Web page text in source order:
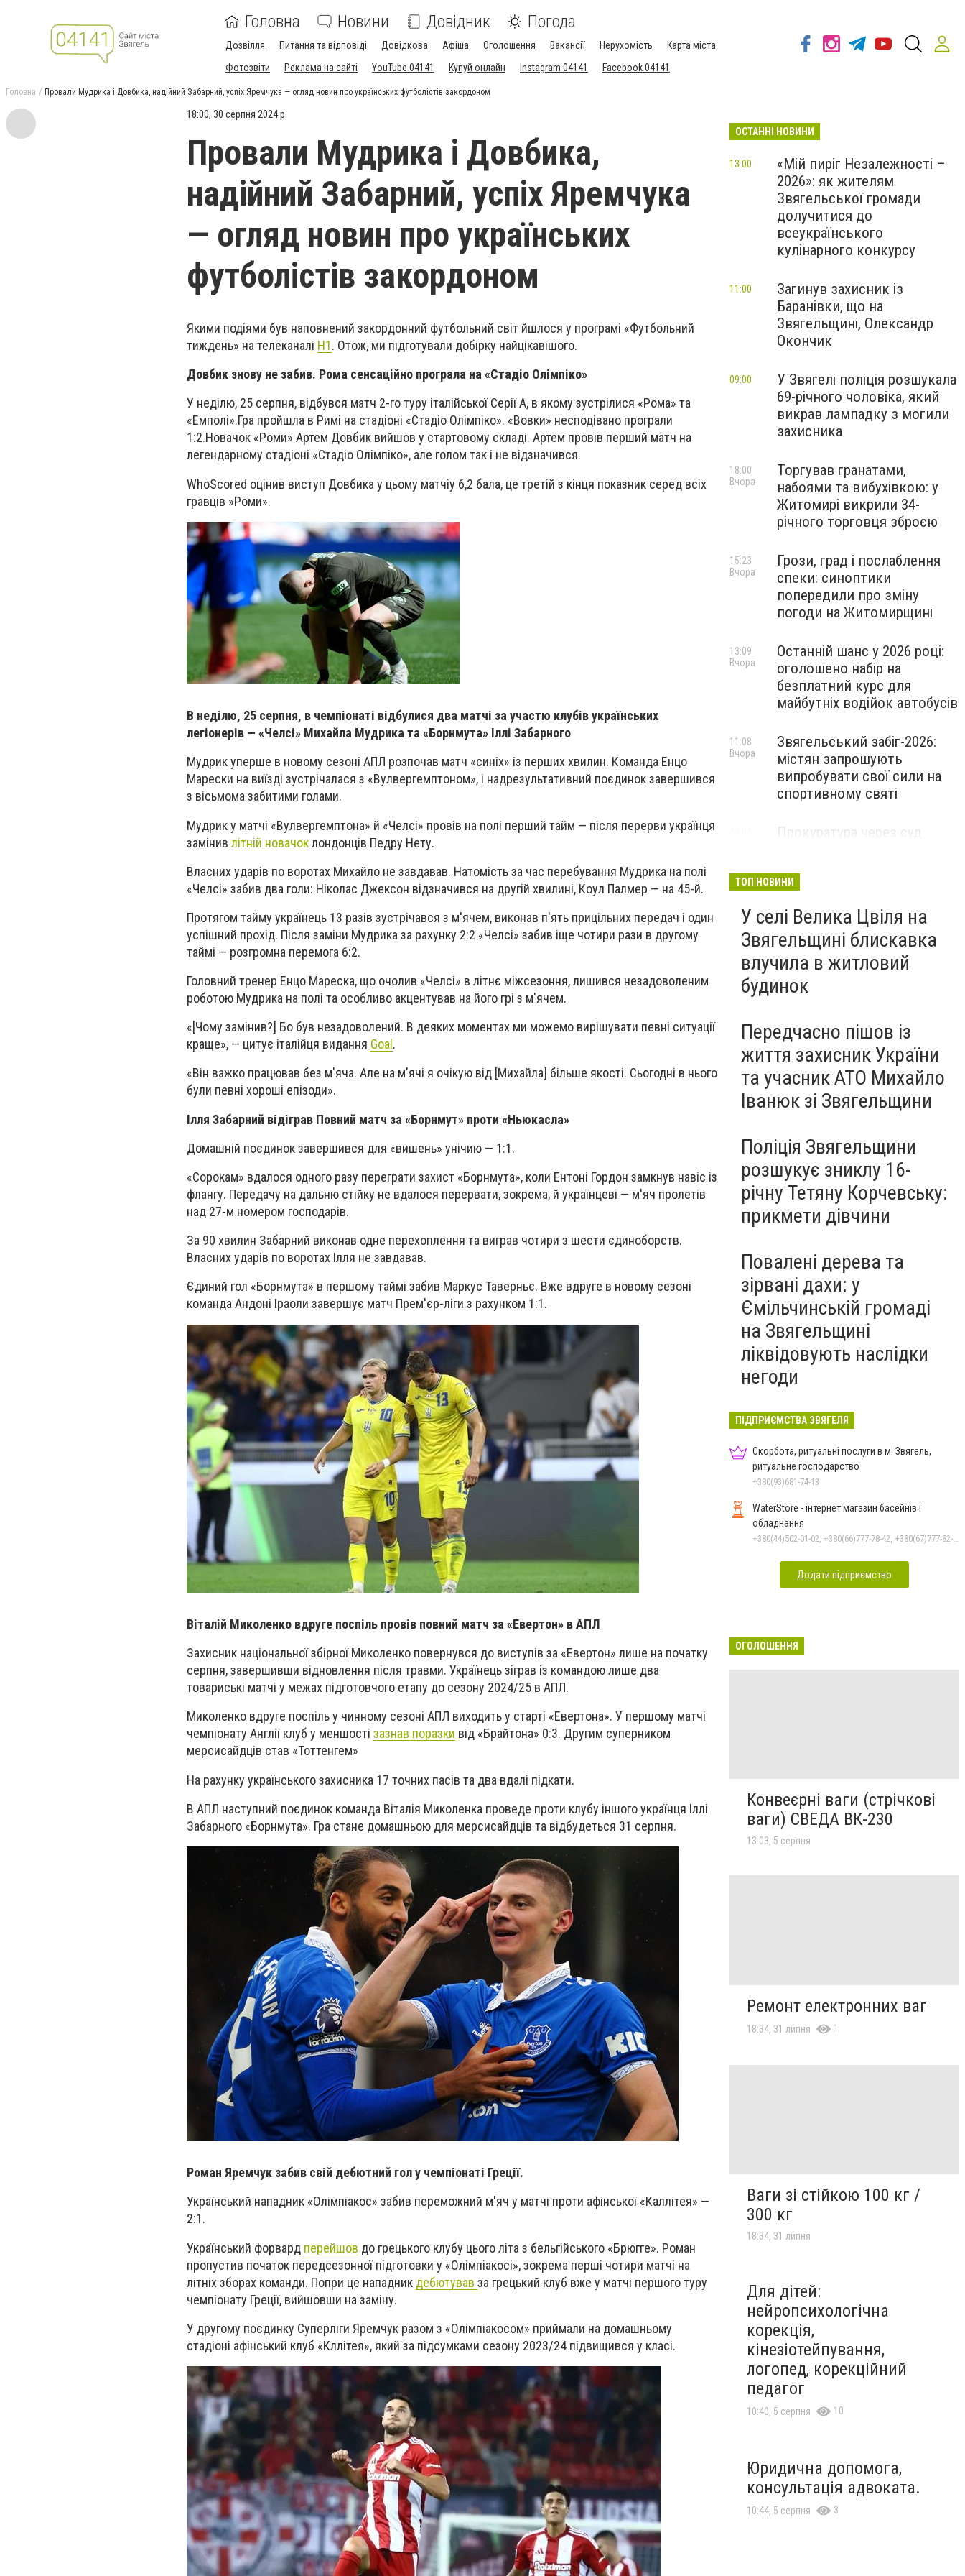
Головна Новини Довідник Погода
Дозвілля Питання та відповіді Довідкова Афіша Оголошення Вакансії Нерухомість
Карта міста
Фотозвіти
Реклама на сайті YouTube 04141 Купуй онлайн Instagram 04141 Facebook 04141
Головна Провали Мудрика і Довбика, надійний Забарний, успіх Яремчука — огляд новин про українських футболістів закордоном
18:00, 30 серпня 2024 р.
Провали Мудрика і Довбика,
надійний Забарний, успіх Яремчука
— огляд новин про українських
футболістів закордоном
Якими подіями був наповнений закордонний футбольний світ йшлося у програмі «Футбольний
тиждень» на телеканалі Н1. Отож, ми підготували добірку найцікавішого.
Довбик знову не забив. Рома сенсаційно програла на «Стадіо Олімпіко»
У неділю, 25 серпня, відбувся матч 2-го туру італійської Серії А, в якому зустрілися «Рома» та
«Емполі».Гра пройшла в Римі на стадіоні «Стадіо Олімпіко». «Вовки» несподівано програли
1:2.Новачок «Роми» Артем Довбик вийшов у стартовому складі. Артем провів перший матч на
легендарному стадіоні «Стадіо Олімпіко», але голом так і не відзначився.
WhoScored оцінив виступ Довбика у цьому матчіy 6,2 бала, це третій з кінця показник серед всіх
гравців »Роми».
В неділю, 25 серпня, в чемпіонаті відбулися два матчі за участю клубів українських
легіонерів — «Челсі» Михайла Мудрика та «Борнмута» Іллі Забарного
Мудрик уперше в новому сезоні АПЛ розпочав матч «синіх» із перших хвилин. Команда Енцо
Марески на виїзді зустрічалася з «Вулвергемптоном», і надрезультативний поєдинок завершився
з вісьмома забитими голами.
Мудрик у матчі «Вулвергемптона» й «Челсі» провів на полі перший тайм — після перерви українця
замінив літній новачоклондонців Педру Нету.
Власних ударів по воротах Михайло не завдавав. Натомість за час перебування Мудрика на полі
«Челсі» забив два голи: Ніколас Джексон відзначився на другій хвилині, Коул Палмер — на 45-й.
Протягом тайму українець 13 разів зустрічався з м'ячем, виконав п'ять прицільних передач і один
успішний прохід. Після заміни Мудрика за рахунку 2:2 «Челсі» забив іще чотири рази в другому
таймі — розгромна перемога 6:2.
Головний тренер Енцо Мареска, що очолив «Челсі» в літнє міжсезоння, лишився незадоволеним
роботою Мудрика на полі та особливо акцентував на його грі з м'ячем.
«[Чому замінив?] Бо був незадоволений. В деяких моментах ми можемо вирішувати певні ситуації
краще», — цитує італійця видання Goal .
«Він важко працював без м'яча. Але на м'ячі я очікую від [Михайла] більше якості. Сьогодні в нього
були певні хороші епізоди».
Ілля Забарний відіграв Повний матч за «Борнмут» проти «Ньюкасла»
Домашній поєдинок завершився для «вишень» унічию — 1:1.
«Сорокам» вдалося одного разу переграти захист «Борнмута», коли Ентоні Гордон замкнув навіс із
флангу. Передачу на дальню стійку не вдалося перервати, зокрема, й українцеві — м'яч пролетів
над 27-м номером господарів.
За 90 хвилин Забарний виконав одне перехоплення та виграв чотири з шести єдиноборств.
Власних ударів по воротах Ілля не завдавав.
Єдиний гол «Борнмута» в першому таймі забив Маркус Таверньє. Вже вдруге в новому сезоні
команда Андоні Іраоли завершує матч Прем'єр-ліги з рахунком 1:1.
Віталій Миколенко вдруге поспіль провів повний матч за «Евертон» в АПЛ
Захисник національної збірної Миколенко повернувся до виступів за «Евертон» лише на початку
серпня, завершивши відновлення після травми. Українець зіграв із командою лише два
товариські матчі у межах підготовчого етапу до сезону 2024/25 в АПЛ.
Миколенко вдруге поспіль у чинному сезоні АПЛ виходить у старті «Евертона». У першому матчі
чемпіонату Англії клуб у меншості зазнав поразки від «Брайтона» 0:3. Другим суперником
мерсисайдців став «Тоттенгем»
На рахунку українського захисника 17 точних пасів та два вдалі підкати.
В АПЛ наступний поєдинок команда Віталія Миколенка проведе проти клубу іншого українця Іллі
Забарного «Борнмута». Гра стане домашньою для мерсисайдців та відбудеться 31 серпня.
Роман Яремчук забив свій дебютний гол у чемпіонаті Греції.
Український нападник «Олімпіакос» забив переможний м'яч у матчі проти афінської «Каллітея» —
2:1.
Український форвард перейшов до грецького клубу цього літа з бельгійського «Брюгге». Роман
пропустив початок передсезонної підготовки у «Олімпіакосі», зокрема перші чотири матчі на
літніх зборах команди. Попри це нападник дебютував за грецький клуб вже у матчі першого туру
чемпіонату Греції, вийшовши на заміну.
У другому поєдинку Суперліги Яремчук разом з «Олімпіакосом» приймали на домашньому
стадіоні афінський клуб «Кллітея», який за підсумками сезону 2023/24 підвищився у класі.
ОСТАННІ НОВИНИ
«Мій пиріг Незалежності –
2026»: як жителям
Звягельської громади
долучитися до
всеукраїнського
кулінарного конкурсу
13:00
Загинув захисник із
Баранівки, що на
Звягельщині, Олександр
Окончик
11:00
У Звягелі поліція розшукала
69-річного чоловіка, який
викрав лампадку з могили
захисника
09:00
Торгував гранатами,
набоями та вибухівкою: у
Житомирі викрили 34-
річного торговця зброєю
18:00
Вчора
Грози, град і послаблення
спеки: синоптики
попередили про зміну
погоди на Житомирщині
15:23
Вчора
Останній шанс у 2026 році:
оголошено набір на
безплатний курс для
майбутніх водійок автобусів
13:09
Вчора
Звягельський забіг-2026:
містян запрошують
випробувати свої сили на
спортивному святі
11:08
Вчора
Прокуратура через суд
ТОП НОВИНИ
У селі Велика Цвіля на
Звягельщині блискавка
влучила в житловий
будинок
Передчасно пішов із
життя захисник України
та учасник АТО Михайло
Іванюк зі Звягельщини
Поліція Звягельщини
розшукує зниклу 16-
річну Тетяну Корчевську:
прикмети дівчини
Повалені дерева та
зірвані дахи: у
Ємільчинській громаді
на Звягельщині
ліквідовують наслідки
негоди
ПІДПРИЄМСТВА ЗВЯГЕЛЯ
Скорбота, ритуальні послуги в м. Звягель,
ритуальне господарство
+380(93)681-74-13
WaterStore - інтернет магазин басейнів і
обладнання
+380(44)502-01-02, +380(66)777-78-42, +380(67)777-82-19, +380(67)890-80-80, +380(73)890-80-80, +380(44)502-01-03
Додати підприємство
ОГОЛОШЕННЯ
Конвеєрні ваги (стрічкові
ваги) СВЕДА ВК-230
13:03, 5 серпня
Ремонт електронних ваг
18:34, 31 липня 1
Ваги зі стійкою 100 кг /
300 кг
18:34, 31 липня
Для дітей:
нейропсихологічна
корекція,
кінезіотейпування,
логопед, корекційний
педагог
10:40, 5 серпня 10
Юридична допомога,
консультація адвоката.
10:44, 5 серпня 3